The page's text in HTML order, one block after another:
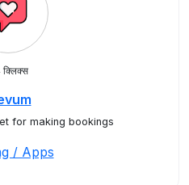
for making bookings
/ Apps